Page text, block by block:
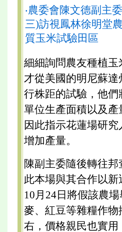
‧農委會陳文德副主
三)訪視鳳林徐明堂
質玉米試驗田區
細細詢問農友種植
才從美國的明尼蘇
行株距的試驗，他
單位生產面積以及
因此指示花蓮場研
增加產量。
陳副主委隨後轉往
此本場與其合作以
10月24日將假該農
麥、紅豆等雜糧作
右，價格親民也實